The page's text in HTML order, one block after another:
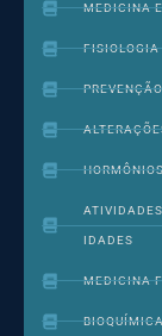
MEDICINA
FISIOLOGIA
IDADES
MEDICINA